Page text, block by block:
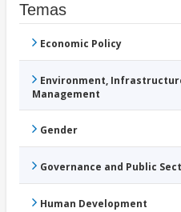
Temas
Economic Policy
Environment,
Management
Gender
Governance and Public
Human Development